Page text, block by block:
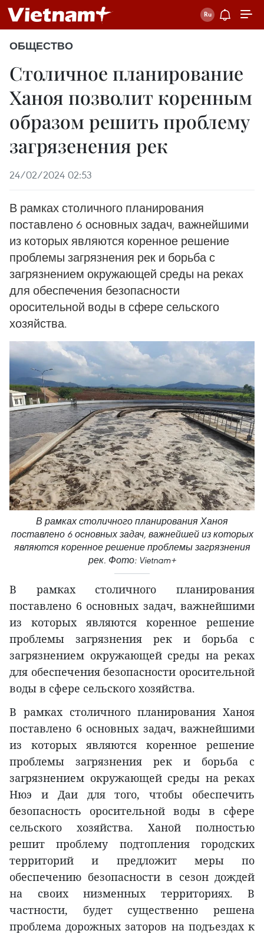
ОБЩЕСТВО
Столичное планирование
Ханоя позволит коренным
образом решить проблему
загрязенения рек
24/02/2024 02:53
В рамках столичного планирования
поставлено 6 основных задач, важнейшими
из которых являются коренное решение
проблемы загрязнения рек и борьба с
загрязнением окружающей среды на реках
для обеспечения безопасности
оросительной воды в сфере сельского
хозяйства.
В рамках столичного планирования Ханоя
поставлено 6 основных задач, важнейшей из которых
являются коренное решение проблемы загрязнения
рек. Фото: Vietnam+
В рамках столичного планирования
поставлено 6 основных задач, важнейшими
из которых являются коренное решение
проблемы загрязнения рек и борьба с
загрязнением окружающей среды на реках
для обеспечения безопасности оросительной
воды в сфере сельского хозяйства.
В рамках столичного планирования Ханоя
поставлено 6 основных задач, важнейшими
из которых являются коренное решение
проблемы загрязнения рек и борьба с
загрязнением окружающей среды на реках
Нюэ и Даи для того, чтобы обеспечить
безопасность оросительной воды в сфере
сельского хозяйства. Ханой полностью
решит проблему подтопления городских
территорий и предложит меры по
обеспечению безопасности в сезон дождей
на своих низменных территориях. В
частности, будет существенно решена
проблема дорожных заторов на подъездах к